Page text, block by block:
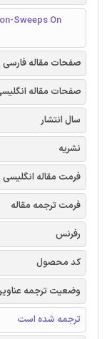
Sweeps On
صفحات مقاله فارسی
صفحات مقاله
سال انتشار
نشریه
فرمت مقاله انگلیسی
فرمت ترجمه مقاله
رفرنس
کد محصول
وضعیت ترجمه
ترجمه شده است